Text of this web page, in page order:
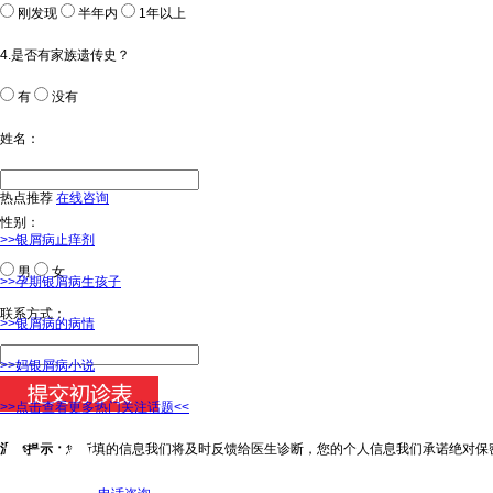
刚发现 半年内 1年以上
4.是否有家族遗传史？
有 没有
姓名：
性别：
男 女
今天日期：
联系方式：
温馨提示： 您所填的信息我们将及时反馈给医生诊断，您的个人信息我们承诺绝对保
热点推荐 在线咨询
>>银屑病止痒剂
>>孕期银屑病生孩子
>>银屑病的病情
>>妈银屑病小说
>>点击查看更多热门关注话题<<